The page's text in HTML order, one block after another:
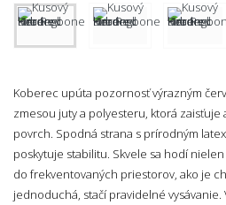
Koberec upúta pozornosť výrazným
zmesou juty a polyesteru, ktorá
povrch. Spodná strana s prírodným
poskytuje stabilitu. Skvele sa hodí
do frekventovaných priestorov, ako je
jednoduchá, stačí pravidelné vysávanie.